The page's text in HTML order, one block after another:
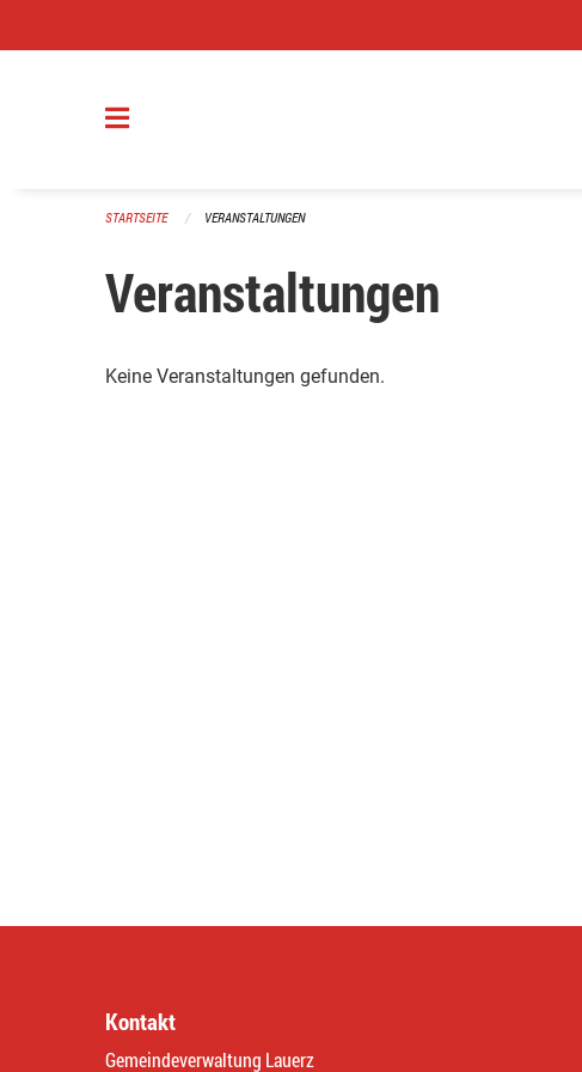
STARTSEITE VERANSTALTUNGEN
Veranstaltungen
Keine Veranstaltungen gefunden.
Kontakt
Gemeindeverwaltung Lauerz